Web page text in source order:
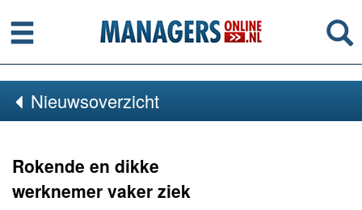
Menu
Nieuwsoverzicht
Rokende en dikke
werknemer vaker ziek